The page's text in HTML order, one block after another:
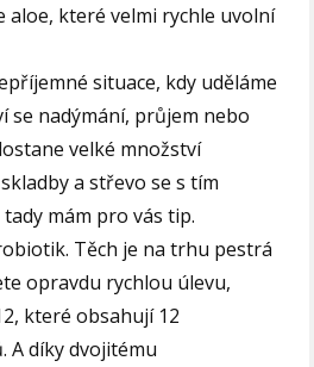
aloe, které velmi rychle uvolní
situace, kdy uděláme
se nadýmání, průjem nebo
velké množství
a střevo se s tím
mám pro vás tip.
Těch je na trhu pestrá
opravdu rychlou úlevu,
které obsahují 12
A díky dvojitému